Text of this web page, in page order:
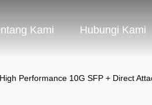
Kami Hubungi Kami
High Performance 10G SFP + Direct